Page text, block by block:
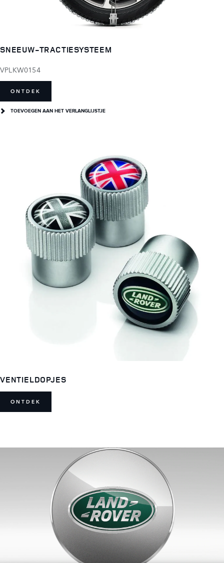
SNEEUW-TRACTIESYSTEEM
VPLKW0154
ONTDEK
TOEVOEGEN AAN HET VERLANGLIJSTJE
VENTIELDOPJES
ONTDEK